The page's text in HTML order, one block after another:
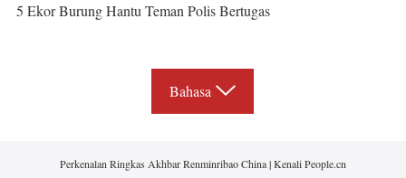
5 Ekor Burung Hantu Teman Polis Bertugas
Bahasa
Perkenalan Ringkas Akhbar Renminribao China|Kenali People.cn